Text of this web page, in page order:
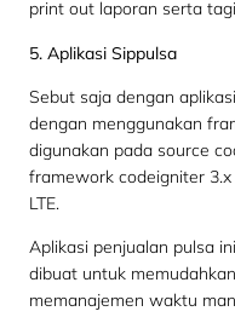
print out laporan serta
5. Aplikasi Sippulsa
Sebut saja dengan
dengan menggunakan
digunakan pada source
framework codeigniter
LTE.
Aplikasi penjualan pulsa
dibuat untuk
memanajemen waktu